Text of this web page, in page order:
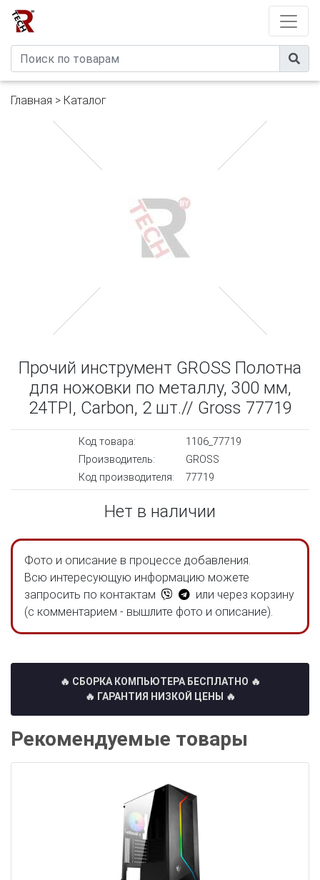
Главная > Каталог
Прочий инструмент GROSS Полотна
для ножовки по металлу, 300 мм,
24TPI, Carbon, 2 шт.// Gross 77719
Код товара:
1106_77719
Производитель:
GROSS
Код производителя:
77719
Нет в наличии
Фото и описание в процессе добавления.
Всю интересующую информацию можете
запросить по контактам
или через корзину
(с комментарием - вышлите фото и описание).
🔥 СБОРКА КОМПЬЮТЕРА БЕСПЛАТНО 🔥
🔥 ГАРАНТИЯ НИЗКОЙ ЦЕНЫ 🔥
Рекомендуемые товары